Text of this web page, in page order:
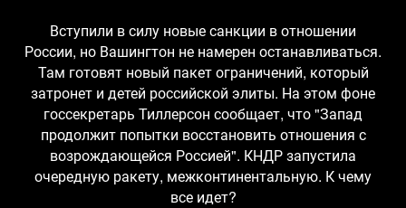
Вступили в силу новые санкции в отношении
России, но Вашингтон не намерен останавливаться.
Там готовят новый пакет ограничений, который
затронет и детей российской элиты. На этом фоне
госсекретарь Тиллерсон сообщает, что "Запад
продолжит попытки восстановить отношения с
возрождающейся Россией". КНДР запустила
очередную ракету, межконтинентальную. К чему
все идет?